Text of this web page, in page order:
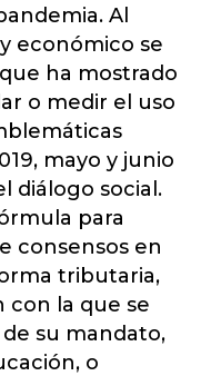
Al
económico se
ha mostrado
o medir el uso
mayo y junio
diálogo social.
para
consensos en
tributaria,
la que se
su mandato,
o